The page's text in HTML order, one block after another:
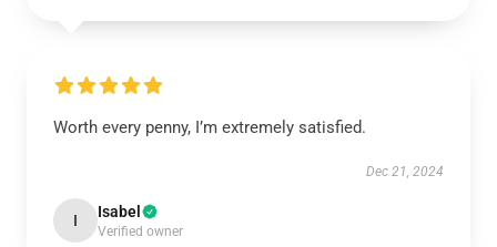
Worth every penny, I’m extremely satisfied.
Dec 21, 2024
I Isabel
Verified owner